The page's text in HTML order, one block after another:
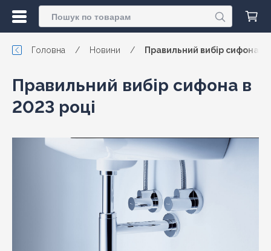
Головна / Новини / Правильний вибір сифона в
Правильний вибір сифона в
2023 році